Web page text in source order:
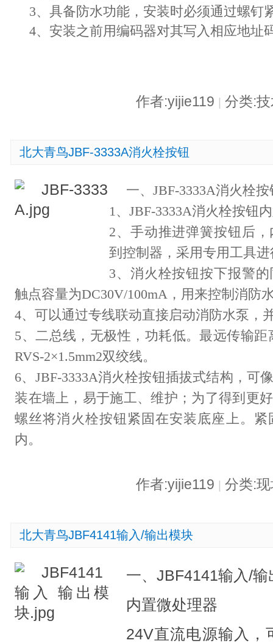
3、具备防水功能，安装时必须通过螺钉
4、安装之前用编码器对其写入相应地址
作者:yijie119 分类:
北大青鸟JBF-3333A消火栓按钮
一、JBF-3333A消火栓
1、JBF-3333A消火栓按钮
2、手动推进弹簧按钮后
到控制器，采用专用工具
3、消火栓按钮按下报警
触点容量为DC30V/100mA，用来控制消防
4、可以通过专线联动直接启动消防水泵，
5、二总线，无极性，功耗低。最远传输距
RVS-2×1.5mm2双绞线。
6、JBF-3333A消火栓按钮插拔式结构，可
装在墙上，易于施工、维护；为了得到更
螺丝将消火栓按钮紧固在安装底座上。
内。
作者:yijie119 | 分类:
北大青鸟JBF4141输入/输出模块
一、JBF4141输入/输
内置微处理器
24V直流电源输入，